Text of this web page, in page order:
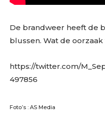
De brandweer heeft de
blussen. Wat de
https://twitter.com/
497856
Foto’s : AS Media